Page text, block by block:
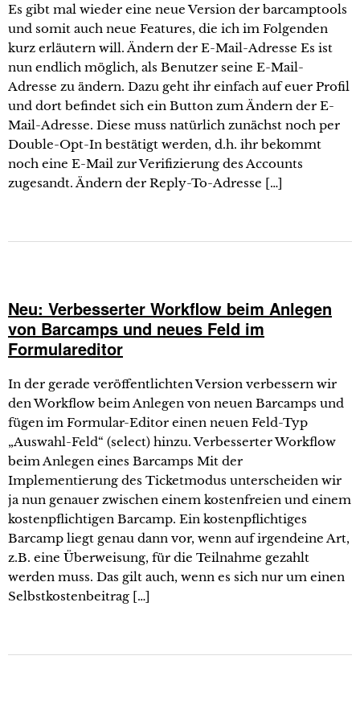
Es gibt mal wieder eine neue Version der barcamptools
und somit auch neue Features, die ich im Folgenden
kurz erläutern will. Ändern der E-Mail-Adresse Es ist
nun endlich möglich, als Benutzer seine E-Mail-
Adresse zu ändern. Dazu geht ihr einfach auf euer Profil
und dort befindet sich ein Button zum Ändern der E-
Mail-Adresse. Diese muss natürlich zunächst noch per
Double-Opt-In bestätigt werden, d.h. ihr bekommt
noch eine E-Mail zur Verifizierung des Accounts
zugesandt. Ändern der Reply-To-Adresse […]
Neu: Verbesserter Workflow beim Anlegen
von Barcamps und neues Feld im
Formulareditor
In der gerade veröffentlichten Version verbessern wir
den Workflow beim Anlegen von neuen Barcamps und
fügen im Formular-Editor einen neuen Feld-Typ
„Auswahl-Feld“ (select) hinzu. Verbesserter Workflow
beim Anlegen eines Barcamps Mit der
Implementierung des Ticketmodus unterscheiden wir
ja nun genauer zwischen einem kostenfreien und einem
kostenpflichtigen Barcamp. Ein kostenpflichtiges
Barcamp liegt genau dann vor, wenn auf irgendeine Art,
z.B. eine Überweisung, für die Teilnahme gezahlt
werden muss. Das gilt auch, wenn es sich nur um einen
Selbstkostenbeitrag […]